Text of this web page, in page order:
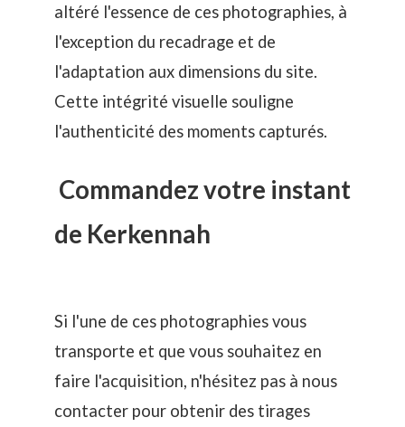
altéré l'essence de ces photographies, à
l'exception du recadrage et de
l'adaptation aux dimensions du site.
Cette intégrité visuelle souligne
l'authenticité des moments capturés.
Commandez votre instant
de Kerkennah
Si l'une de ces photographies vous
transporte et que vous souhaitez en
faire l'acquisition, n'hésitez pas à nous
contacter pour obtenir des tirages